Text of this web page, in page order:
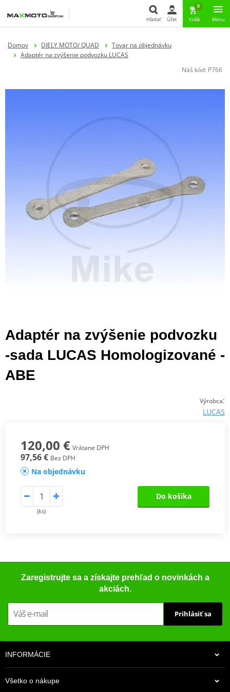
Hľadať Účet
0
Košík Menu
Domov DIELY MOTO/ QUAD
Tovar na objednávku
Adaptér na zvýšenie podvozku LUCAS
Náš kód: P766
Adaptér na zvýšenie podvozku
-sada LUCAS Homologizované -
ABE
Výrobca:
LUCAS
120,00 € Vrátane DPH
97,56 € Bez DPH
Na objednávku
(ks)
Do košíka
Zaregistrujte sa a získajte prehľad o novinkách a
akciách.
Prihlásiť sa
INFORMÁCIE
Všetko o nákupe